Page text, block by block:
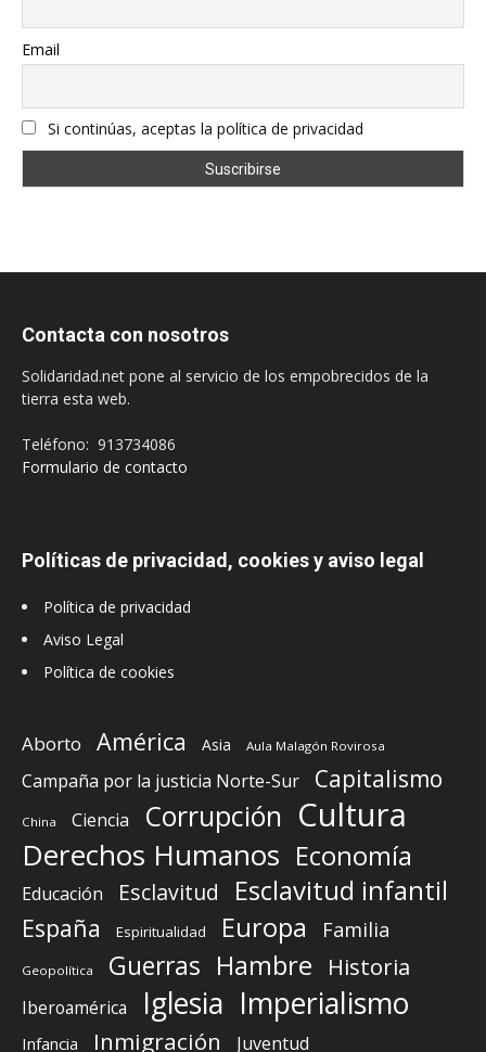
Email
Si continúas, aceptas la política de privacidad
Contacta con nosotros
Solidaridad.net pone al servicio de los empobrecidos de la
tierra esta web.
Teléfono: 913734086
Formulario de contacto
Políticas de privacidad, cookies y aviso legal
Política de privacidad
Aviso Legal
Política de cookies
Aborto América Asia Aula Malagón Rovirosa
Campaña por la justicia Norte-Sur Capitalismo
China Ciencia Corrupción Cultura
Derechos Humanos Economía
Educación Esclavitud Esclavitud infantil
España Espiritualidad Europa Familia
Geopolítica Guerras Hambre Historia
Iberoamérica Iglesia Imperialismo
Infancia Inmigración Juventud